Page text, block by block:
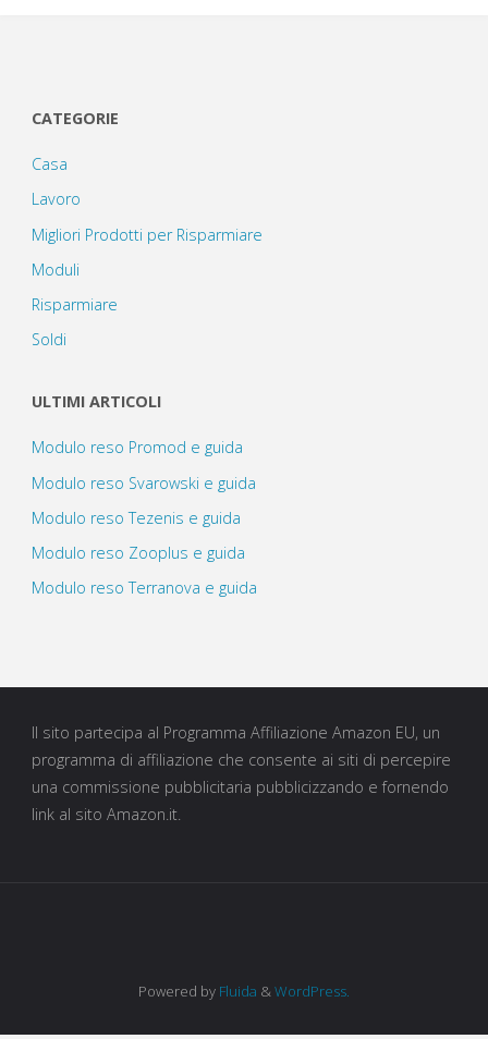
CATEGORIE
Casa
Lavoro
Migliori Prodotti per Risparmiare
Moduli
Risparmiare
Soldi
ULTIMI ARTICOLI
Modulo reso Promod e guida
Modulo reso Svarowski e guida
Modulo reso Tezenis e guida
Modulo reso Zooplus e guida
Modulo reso Terranova e guida
Il sito partecipa al Programma Affiliazione Amazon EU, un
programma di affiliazione che consente ai siti di percepire
una commissione pubblicitaria pubblicizzando e fornendo
link al sito Amazon.it.
Powered by Fluida & WordPress.